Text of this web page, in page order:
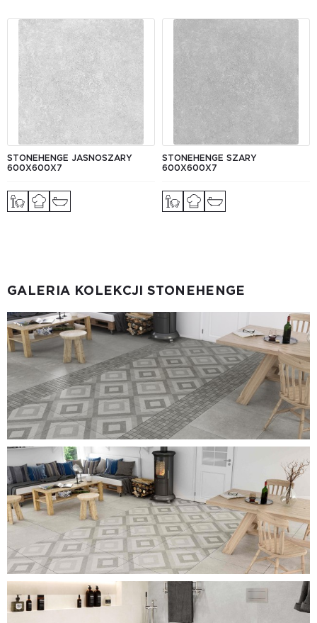
STONEHENGE JASNOSZARY
600Х600Х7
STONEHENGE SZARY
600Х600Х7
GALERIA KOLEKCJI STONEHENGE